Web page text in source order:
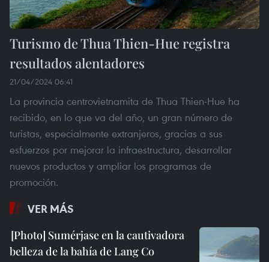
Turismo de Thua Thien-Hue registra
resultados alentadores
21/04/2024 06:41
La provincia centrovietnamita de Thua Thien-Hue ha
recibido, en lo que va del año, un gran número de
turistas, especialmente extranjeros, gracias a sus
esfuerzos por mejorar la infraestructura, desarrollar
nuevos productos y ampliar los programas de
promoción.
VER MÁS
Sumérjase en la cautivadora
belleza de la bahía de Lang Co